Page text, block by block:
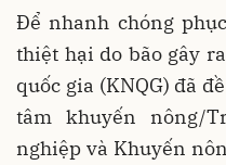
Để nhanh chóng
thiệt hại do bão gây
quốc gia (KNQG) đã
tâm khuyến nông/
nghiệp và Khuyến